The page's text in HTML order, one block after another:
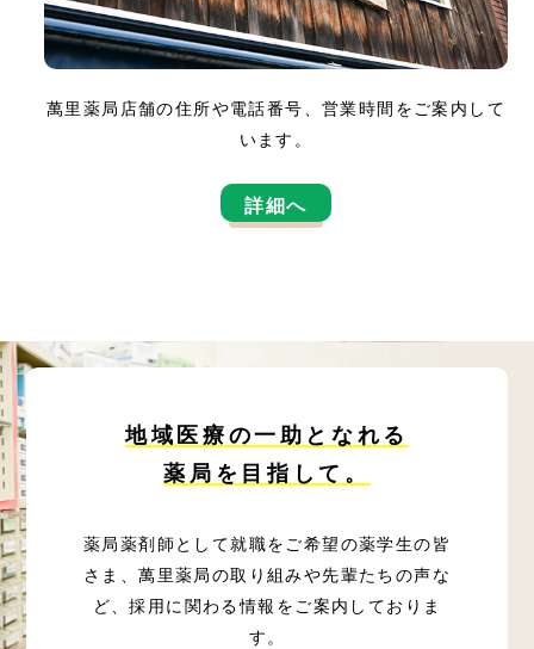
萬里薬局店舗の住所や電話番号、営業時間をご案内して
います。
詳細へ
地域医療の一助となれる
薬局を目指して。
薬局薬剤師として就職をご希望の薬学生の皆
さま、萬里薬局の取り組みや先輩たちの声な
ど、採用に関わる情報をご案内しておりま
す。